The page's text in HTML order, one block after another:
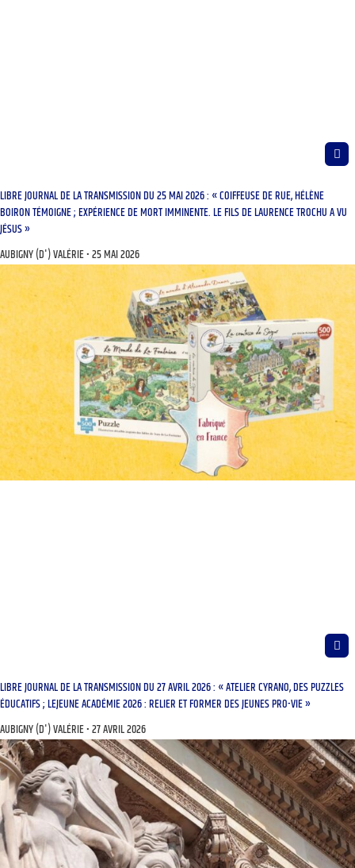
LIBRE JOURNAL DE LA TRANSMISSION DU 25 MAI 2026 : « COIFFEUSE DE RUE, HÉLÈNE
BOIRON TÉMOIGNE ; EXPÉRIENCE DE MORT IMMINENTE. LE FILS DE LAURENCE TROCHU A VU
JÉSUS »
AUBIGNY (D') VALÉRIE 25 MAI 2026
LIBRE JOURNAL DE LA TRANSMISSION DU 27 AVRIL 2026 : « ATELIER CYRANO, DES PUZZLES
ÉDUCATIFS ; LEJEUNE ACADÉMIE 2026 : RELIER ET FORMER DES JEUNES PRO-VIE »
AUBIGNY (D') VALÉRIE 27 AVRIL 2026